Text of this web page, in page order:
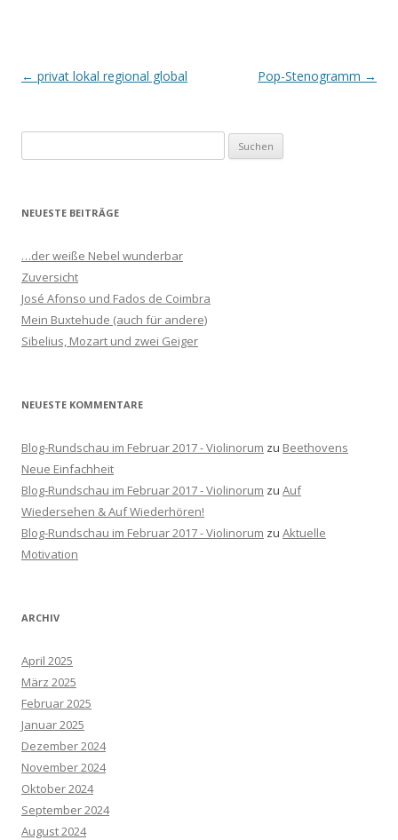
Beitrags-
← privat lokal regional global Pop-Stenogramm →
u
h
n
a
c
h
NEUESTE BEITRÄGE
…der weiße Nebel wunderbar
Zuversicht
José Afonso und Fados de Coimbra
Mein Buxtehude (auch für andere)
Sibelius, Mozart und zwei Geiger
NEUESTE KOMMENTARE
Blog-Rundschau im Februar 2017 - Violinorum zu Beethovens
Neue Einfachheit
Blog-Rundschau im Februar 2017 - Violinorum zu Auf
Wiedersehen & Auf Wiederhören!
Blog-Rundschau im Februar 2017 - Violinorum zu Aktuelle
Motivation
ARCHIV
April 2025
März 2025
Februar 2025
Januar 2025
Dezember 2024
November 2024
Oktober 2024
September 2024
August 2024